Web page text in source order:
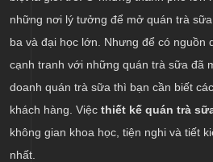
thẩm mỹ
những nơi lý tưởng để mở quán trà
ba và đại học lớn. Nhưng để có nguồn
cạnh tranh với những quán trà sữa đã
doanh quán trà sữa thì bạn cần biết
khách hàng. Việc thiết kế quán trà
không gian khoa học, tiện nghi và tiết
nhất.